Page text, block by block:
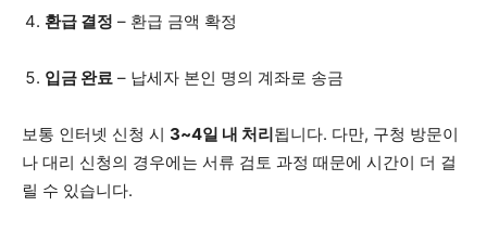
환급 결정 – 환급 금액 확정
입금 완료 – 납세자 본인 명의 계좌로 송금
보통 인터넷 신청 시 3~4일 내 처리됩니다. 다만, 구청 방문이
나 대리 신청의 경우에는 서류 검토 과정 때문에 시간이 더 걸
릴 수 있습니다.